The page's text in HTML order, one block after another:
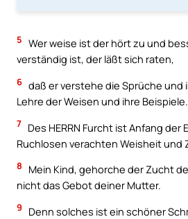
5 Wer weise ist der hört zu und
verständig ist, der läßt sich raten,
6 daß er verstehe die Sprüche und
Lehre der Weisen und ihre Beispiele.
7 Des HERRN Furcht ist Anfang der
Ruchlosen verachten Weisheit und
8
Mein Kind, gehorche der Zucht
nicht das Gebot deiner Mutter.
9
Denn solches ist ein schöner